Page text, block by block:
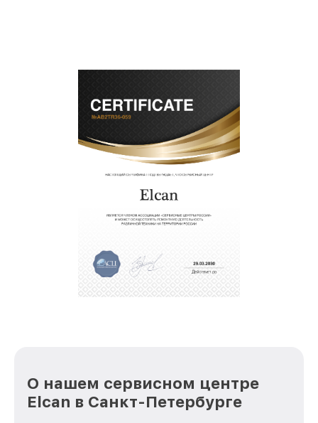
современное оборудование и
лицензированное ПО в ремонтно-
диагностических мастерских;
собственный склад комплектующих, что
позволяет сократить сроки
восстановительных работ;
услуги курьера для владельцев
крупногабаритной техники, которые
обеспечат доставку устройств в сервис в
полной сохранности и бесплатно.
положительные отзывы и обрели отличную
репутацию. Мы постоянно совершенствуемся и
О нашем сервисном центре
Elcan в Санкт-Петербурге